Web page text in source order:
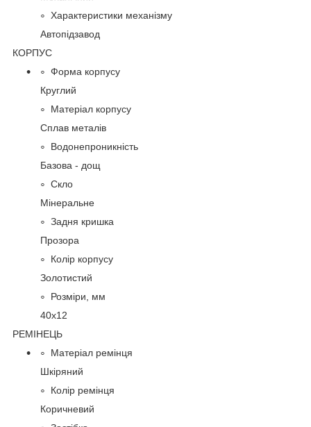
Характеристики механізму
Автопідзавод
КОРПУС
Форма корпусу
Круглий
Матеріал корпусу
Сплав металів
Водонепроникність
Базова - дощ
Скло
Мінеральне
Задня кришка
Прозора
Колір корпусу
Золотистий
Розміри, мм
40х12
РЕМІНЕЦЬ
Матеріал ремінця
Шкіряний
Колір ремінця
Коричневий